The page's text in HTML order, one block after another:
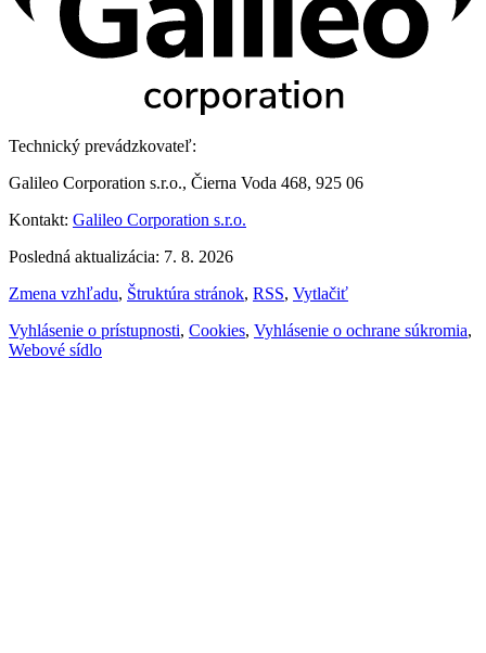
Technický prevádzkovateľ:
Galileo Corporation s.r.o., Čierna Voda 468, 925 06
Kontakt: Galileo Corporation s.r.o.
Posledná aktualizácia: 7. 8. 2026
Zmena vzhľadu, Štruktúra stránok, RSS, Vytlačiť
Vyhlásenie o prístupnosti, Cookies, Vyhlásenie o ochrane súkromia,
Webové sídlo